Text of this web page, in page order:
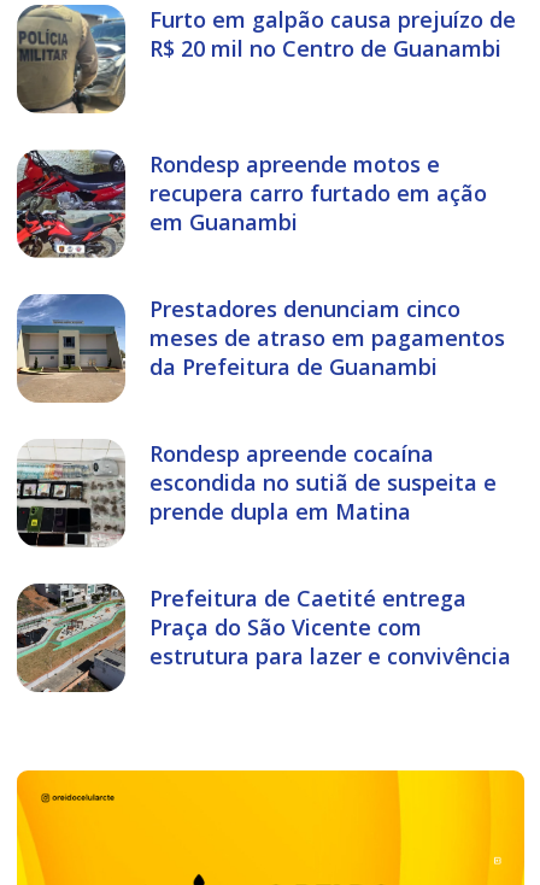
Furto em galpão causa prejuízo de
R$ 20 mil no Centro de Guanambi
Rondesp apreende motos e
recupera carro furtado em ação
em Guanambi
Prestadores denunciam cinco
meses de atraso em pagamentos
da Prefeitura de Guanambi
Rondesp apreende cocaína
escondida no sutiã de suspeita e
prende dupla em Matina
Prefeitura de Caetité entrega
Praça do São Vicente com
estrutura para lazer e convivência